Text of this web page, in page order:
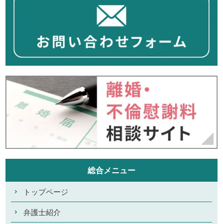
総合メニュー
トップページ
弁護士紹介